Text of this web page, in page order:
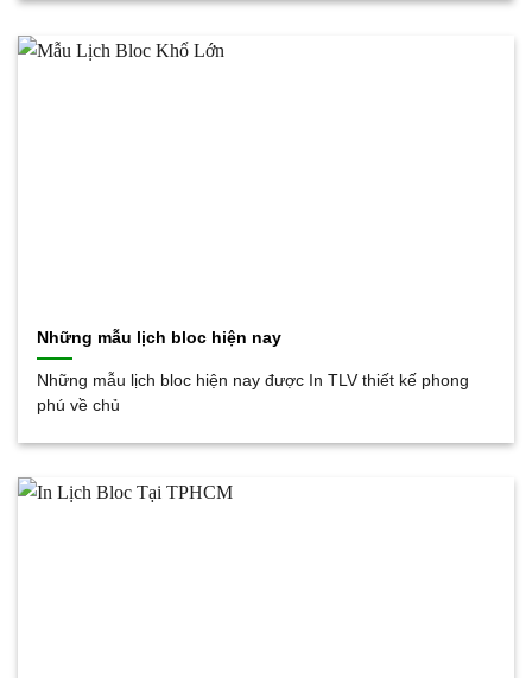
Những mẫu lịch bloc hiện nay
Những mẫu lịch bloc hiện nay được In TLV thiết kế phong
phú về chủ